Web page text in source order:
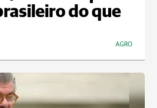
do que
AGRO